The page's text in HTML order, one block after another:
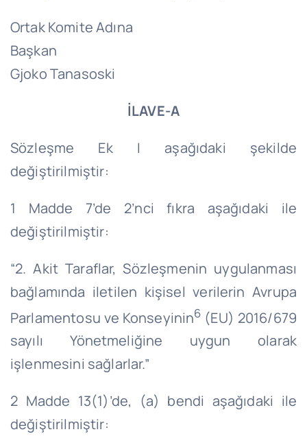
Ortak Komite Adına
Başkan
Gjoko Tanasoski
İLAVE-A
Sözleşme Ek I aşağıdaki şekilde
değiştirilmiştir:
1 Madde 7’de 2’nci fıkra aşağıdaki ile
değiştirilmiştir:
“2. Akit Taraflar, Sözleşmenin uygulanması
bağlamında iletilen kişisel verilerin Avrupa
Parlamentosu ve Konseyinin6 (EU) 2016/679
sayılı Yönetmeliğine uygun olarak
işlenmesini sağlarlar.”
2 Madde 13(1)’de, (a) bendi aşağıdaki ile
değiştirilmiştir: